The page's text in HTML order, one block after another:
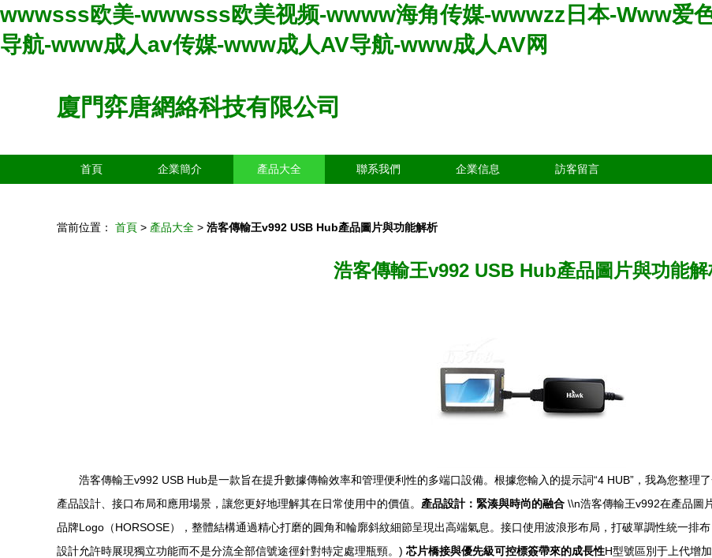
wwwsss欧美-wwwsss欧美视频-wwww海角传媒-wwwzz日本-Www爱
导航-www成人av传媒-www成人AV导航-www成人AV网
廈門弈唐網絡科技有限公司
首頁 企業簡介 產品大全 聯系我們 企業信息 訪客留言
當前位置： 首頁 > 產品大全 > 浩客傳輸王v992 USB Hub產品圖片與功能解析
浩客傳輸王v992 USB Hub產品圖片與功能解
浩客傳輸王v992 USB Hub是一款旨在提升數據傳輸效率和管理便利性的多端口設備。根據您輸入的提示詞“4 HUB”，我為您整理
產品設計、接口布局和應用場景，讓您更好地理解其在日常使用中的價值。 產品設計：緊湊與時尚的融合 \\n浩客傳輸王v992在產品圖
品牌Logo（HORSOSE），整體結構通過精心打磨的圓角和輪廓斜紋細節呈現出高端氣息。接口使用波浪形布局，打破單調性統一排
設計允許時展現獨立功能而不是分流全部信號途徑針對特定處理瓶頸。) 芯片橋接與優先級可控標簽帶來的成長性H型號區別于上代增